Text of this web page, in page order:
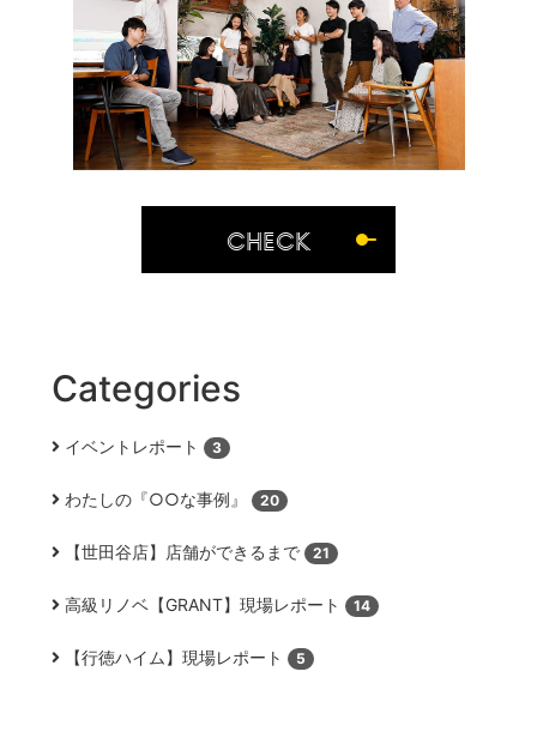
CHECK
Categories
イベントレポート 3
わたしの『○○な事例』 20
【世田谷店】店舗ができるまで 21
高級リノベ【GRANT】現場レポート 14
【行徳ハイム】現場レポート 5